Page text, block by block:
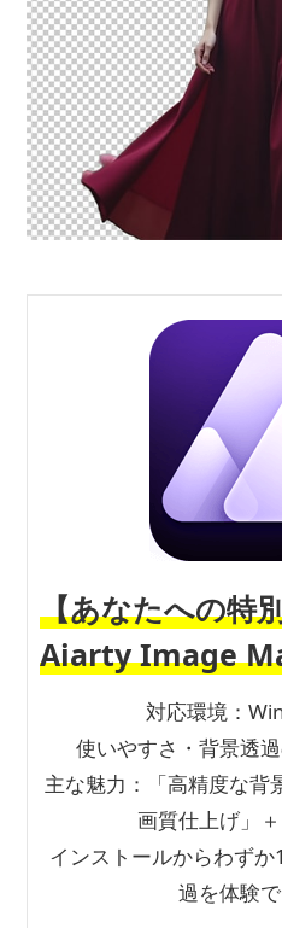
【あなたへの特
Aiarty Image
対応環境：
使いやすさ・背景透過
主な魅力：「高精度な背
画質仕上げ」＋
インストールからわず
過を体験で